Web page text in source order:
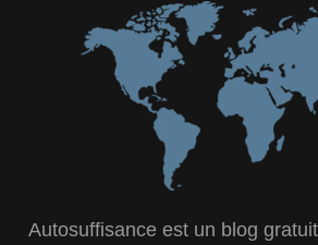
Autosuffisance est un blog